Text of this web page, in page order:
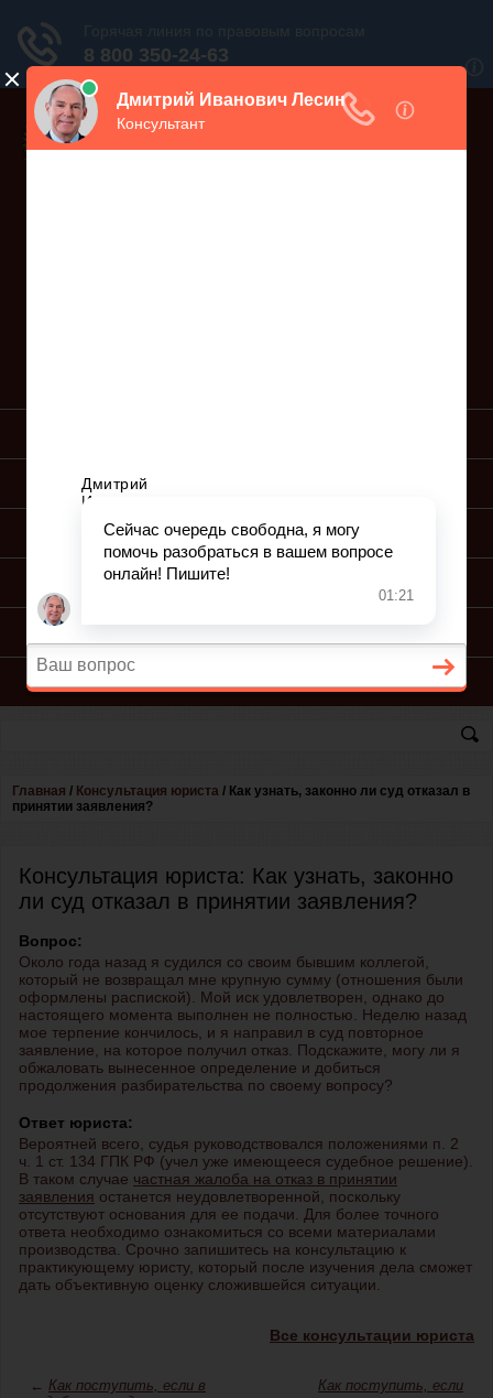
ПОДГОТОВКА ИСКА
ПОДАЧА ИСКА
КОНСУЛЬТАЦИЯ ЮРИСТА
Главная / Консультация юриста / Как узнать, законно ли суд отказал в
принятии заявления?
Консультация юриста: Как узнать, законно
ли суд отказал в принятии заявления?
Вопрос:
Около года назад я судился со своим бывшим коллегой,
который не возвращал мне крупную сумму (отношения были
оформлены распиской). Мой иск удовлетворен, однако до
настоящего момента выполнен не полностью. Неделю назад
мое терпение кончилось, и я направил в суд повторное
заявление, на которое получил отказ. Подскажите, могу ли я
обжаловать вынесенное определение и добиться
продолжения разбирательства по своему вопросу?
Ответ юриста:
Вероятней всего, судья руководствовался положениями п. 2
ч. 1 ст. 134 ГПК РФ (учел уже имеющееся судебное решение).
В таком случае частная жалоба на отказ в принятии
заявления останется неудовлетворенной, поскольку
отсутствуют основания для ее подачи. Для более точного
ответа необходимо ознакомиться со всеми материалами
производства. Срочно запишитесь на консультацию к
практикующему юристу, который после изучения дела сможет
дать объективную оценку сложившейся ситуации.
Все консультации юриста
← Как поступить, если в
Как поступить, если